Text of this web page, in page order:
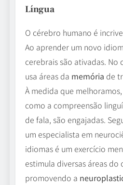
Língua
O cérebro humano é
Ao aprender um novo
cerebrais são ativadas. No
usa áreas da memória de
À medida que
como a compreensão
de fala, são engajadas.
um especialista em
idiomas é um exercício
estimula diversas áreas do
promovendo a